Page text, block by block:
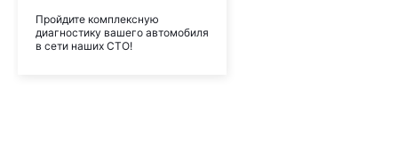
Пройдите комплексную
диагностику вашего автомобиля
в сети наших СТО!